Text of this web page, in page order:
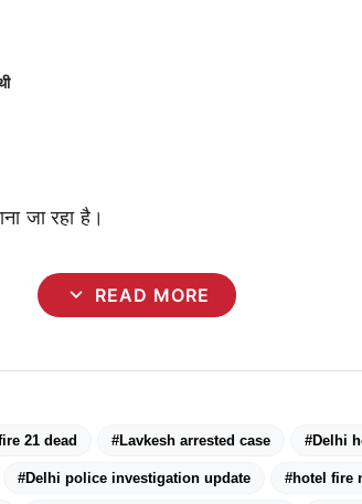
जा रहा है।
expand_more READ MORE
21 dead #Lavkesh arrested case #Delhi
#Delhi police investigation update #hotel fire